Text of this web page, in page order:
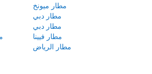
مطار ميونخ
مطار دبي
مطار دبي
مطار فيينا
مطار الرياض